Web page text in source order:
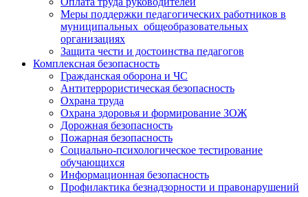
Меры поддержки педагогических работников в
муниципальных общеобразовательных
организациях
Защита чести и достоинства педагогов
Комплексная безопасность
Гражданская оборона и ЧС
Антитеррористическая безопасность
Охрана труда
Охрана здоровья и формирование ЗОЖ
Дорожная безопасность
Пожарная безопасность
Социально-психологическое тестирование
обучающихся
Информационная безопасность
Профилактика безнадзорности и правонарушений